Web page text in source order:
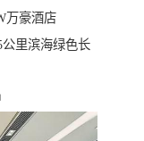
万豪酒店
里滨海绿色长